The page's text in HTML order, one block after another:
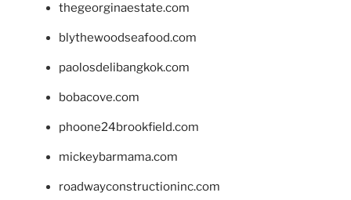
thegeorginaestate.com
blythewoodseafood.com
paolosdelibangkok.com
bobacove.com
phoone24brookfield.com
mickeybarmama.com
roadwayconstructioninc.com